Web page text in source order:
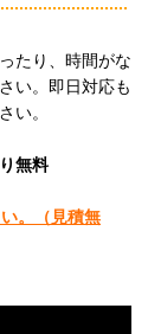
たり、時間がな
い。即日対応も
い。
無料
。
（見積無